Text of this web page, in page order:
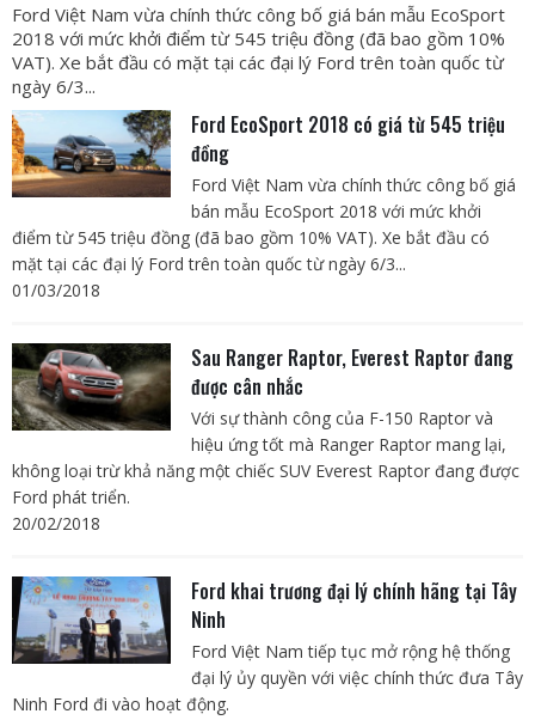
Ford Việt Nam vừa chính thức công bố giá bán mẫu EcoSport
2018 với mức khởi điểm từ 545 triệu đồng (đã bao gồm 10%
VAT). Xe bắt đầu có mặt tại các đại lý Ford trên toàn quốc từ
ngày 6/3...
Ford EcoSport 2018 có giá từ 545 triệu
đồng
Ford Việt Nam vừa chính thức công bố giá
bán mẫu EcoSport 2018 với mức khởi
điểm từ 545 triệu đồng (đã bao gồm 10% VAT). Xe bắt đầu có
mặt tại các đại lý Ford trên toàn quốc từ ngày 6/3...
01/03/2018
Sau Ranger Raptor, Everest Raptor đang
được cân nhắc
Với sự thành công của F-150 Raptor và
hiệu ứng tốt mà Ranger Raptor mang lại,
không loại trừ khả năng một chiếc SUV Everest Raptor đang được
Ford phát triển.
20/02/2018
Ford khai trương đại lý chính hãng tại Tây
Ninh
Ford Việt Nam tiếp tục mở rộng hệ thống
đại lý ủy quyền với việc chính thức đưa Tây
Ninh Ford đi vào hoạt động.